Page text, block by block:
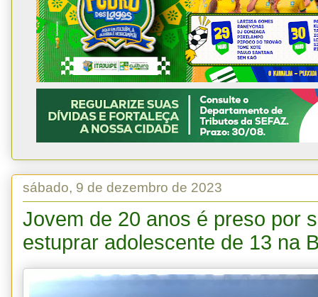
sábado, 9 de dezembro de 2023
Jovem de 20 anos é preso por
estuprar adolescente de 13 na